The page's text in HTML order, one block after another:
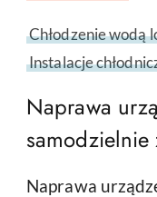
Chłodzenie wodą
Instalacje
Naprawa
samodzielnie
Naprawa